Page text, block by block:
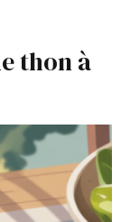
thon à